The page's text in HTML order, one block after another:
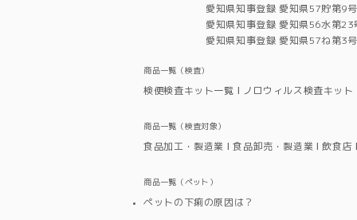
愛知県知事登録 愛知県57貯第9
愛知県知事登録 愛知県56水第
愛知県知事登録 愛知県57ね第3号
商品一覧（検査）
検便検査キット一覧 ノロウィルス検査キット
商品一覧（検査対象）
食品加工・製造業 食品卸売・製造業 飲食店
商品一覧（ペット）
ペットの下痢の原因は？